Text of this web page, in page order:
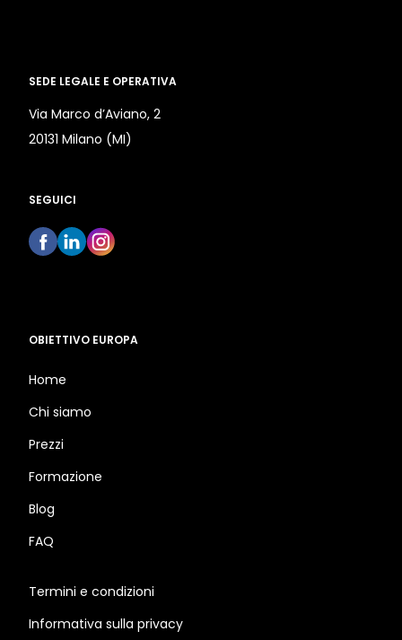
SEDE LEGALE E OPERATIVA
Via Marco d’Aviano, 2
20131 Milano (MI)
SEGUICI
OBIETTIVO EUROPA
Home
Chi siamo
Prezzi
Formazione
Blog
FAQ
Termini e condizioni
Informativa sulla privacy